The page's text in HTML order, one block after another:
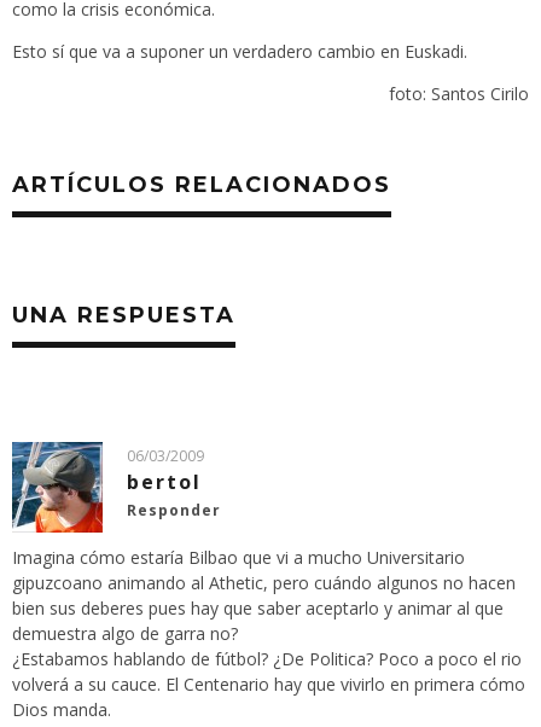
como la crisis económica.
Esto sí que va a suponer un verdadero cambio en Euskadi.
foto: Santos Cirilo
ARTÍCULOS RELACIONADOS
UNA RESPUESTA
06/03/2009
bertol
Responder
Imagina cómo estaría Bilbao que vi a mucho Universitario
gipuzcoano animando al Athetic, pero cuándo algunos no hacen
bien sus deberes pues hay que saber aceptarlo y animar al que
demuestra algo de garra no?
¿Estabamos hablando de fútbol? ¿De Politica? Poco a poco el rio
volverá a su cauce. El Centenario hay que vivirlo en primera cómo
Dios manda.